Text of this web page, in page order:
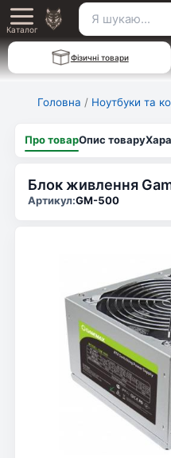
Перейти
до
вмісту
Main
Menu
Каталог
Пошук
для:
Фізичні товари
Головна / Ноутбуки та
Про товарОпис товару
Блок живлення
Артикул:GM-500